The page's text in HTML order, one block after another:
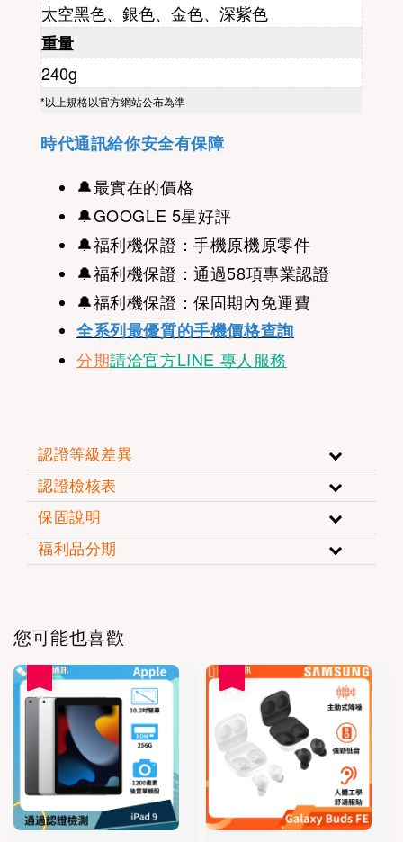
太空黑色、銀色、金色、深紫色
重量
240g
*以上規格以官方網站公布為準
時代通訊給你安全有保障
🔔最實在的價格
🔔GOOGLE 5星好評
🔔福利機保證：手機原機原零件
🔔福利機保證：通過58項專業認證
🔔福利機保證：保固期內免運費
全系列最優質的手機價格查詢
分期請洽官方LINE 專人服務
認證等級差異
認證檢核表
保固說明
福利品分期
您可能也喜歡